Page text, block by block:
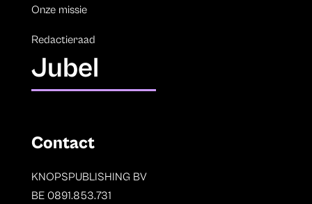
Onze missie
Redactieraad
Jubel
Contact
KNOPSPUBLISHING BV
BE 0891.853.731